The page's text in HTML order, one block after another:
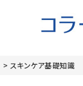
> スキンケア基礎知識